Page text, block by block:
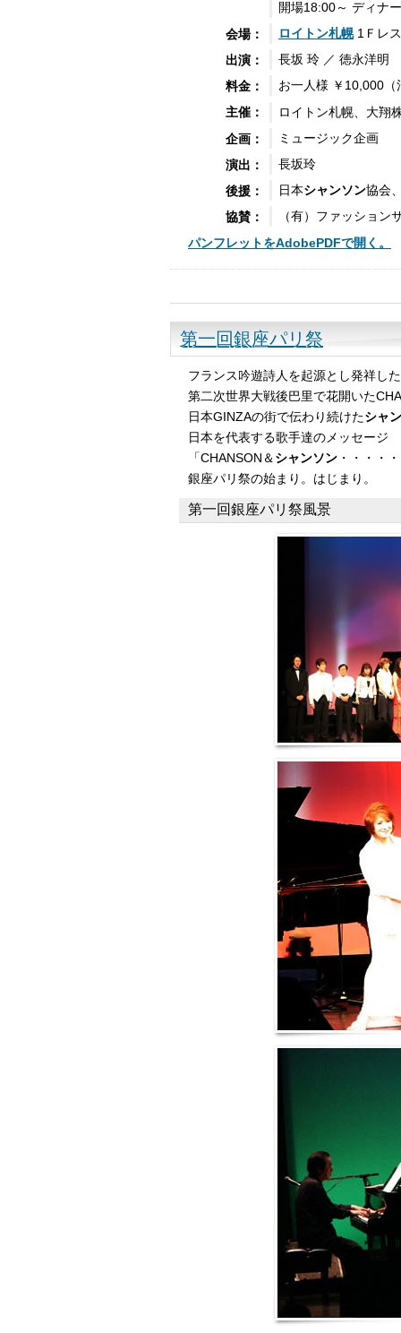
開場18:00～ ディナ
会場：
ロイトン札幌1Ｆレ
出演：
長坂 玲 ／ 徳永洋明
料金：
お一人様 ￥10,000（
主催：
ロイトン札幌、大翔
企画：
ミュージック企画
演出：
長坂玲
後援：
日本シャンソン協会
協賛：
（有）ファッション
パンフレットをAdobePDFで開く。
第一回銀座パリ祭
フランス吟遊詩人を起源とし発祥し
第二次世界大戦後巴里で花開いた
日本GINZAの街で伝わり続けたシャ
日本を代表する歌手達のメッセージ
「CHANSON＆シャンソン ・・・・
銀座パリ祭の始まり。はじまり。
第一回銀座パリ祭風景